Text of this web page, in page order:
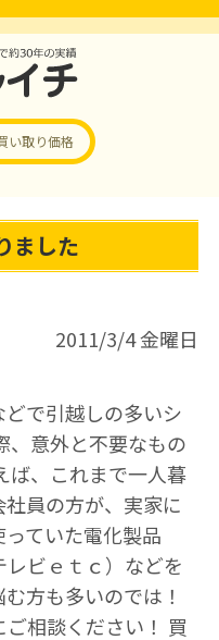
い取り価格
ました
2011/3/4 金曜日
で引越しの多いシ
、意外と不要なもの
ば、これまで一人暮
員の方が、実家に
ていた電化製品
レビｅｔｃ）などを
方も多いのでは！
相談ください！ 買